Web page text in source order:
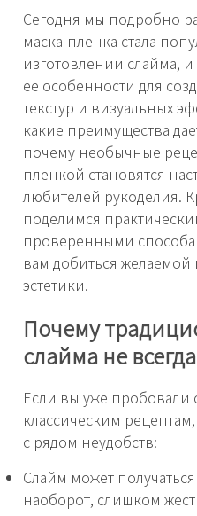
Сегодня мы подробно
маска-пленка стала
изготовлении слайма,
ее особенности для
текстур и визуальных
какие преимущества
почему необычные
пленкой становятся
любителей рукоделия.
поделимся
проверенными
вам добиться
эстетики.
Почему
слайма не
Если вы уже пробовали
классическим
с рядом неудобств:
Слайм может
наоборот, слишком